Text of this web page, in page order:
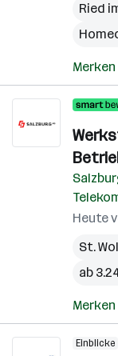
Ried
Merken
Heute
St.
ab
Merken
Einblicke